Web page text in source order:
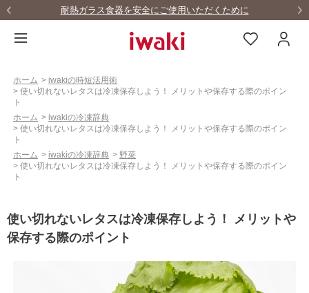
LINEお友達募集中！！10%OFFクーポンをゲット！
ホーム >iwakiの時短活用術
>使い切れないレタスは冷凍保存しよう！ メリットや保存する際のポイン
ト
ホーム >iwakiの冷凍辞典
>使い切れないレタスは冷凍保存しよう！ メリットや保存する際のポイン
ト
ホーム >iwakiの冷凍辞典 > 野菜
>使い切れないレタスは冷凍保存しよう！ メリットや保存する際のポイン
ト
使い切れないレタスは冷凍保存しよう！ メリットや
保存する際のポイント